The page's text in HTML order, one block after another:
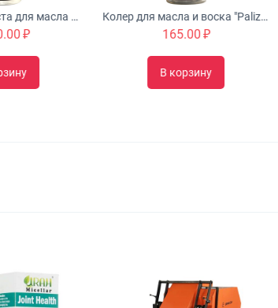
Пигментная паста для масла и воска "Palizh" (1 л) - OP.TrAL.1081 / транспарентный желтый оксидный (цвета в ассортименте)
₽
Колер для масла и воска "Palizh" (0.05 л) - (цвета в ассортименте, в т.ч. древесные оттенки)
165.00₽
В корзину